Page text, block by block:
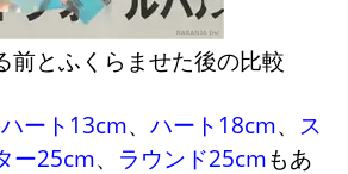
前とふくらませた後の比較
ハート13cm、ハート18cm、
ス
ー25cm、 ラウンド25cmもあ